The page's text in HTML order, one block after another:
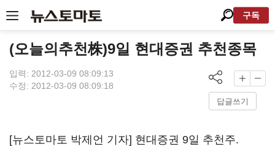
구독
(오늘의추천株)9일 현대증권 추천종목
입력: 2012-03-09 08:09:13
수정: 2012-03-09 08:09:18
답글쓰기
[뉴스토마토 박제언 기자] 현대증권 9일 추천주.